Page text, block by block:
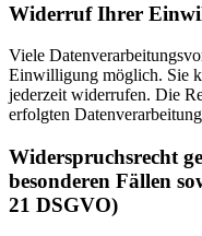
Widerruf Ihrer
Viele
Einwilligung möglich. Sie
jederzeit widerrufen. Die
erfolgten
Widerspruchsrecht
besonderen Fällen
21 DSGVO)